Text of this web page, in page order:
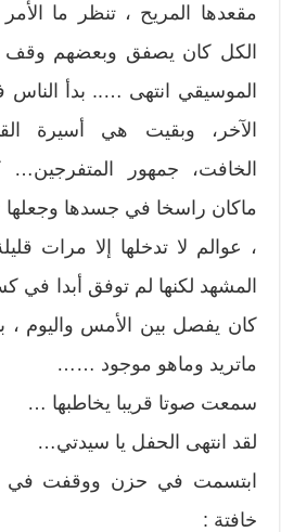
مقعدها المريح ، تنظر ما
الكل كان يصفق وبعضهم وقف
الموسيقي انتهى ….. بدأ الناس
الآخر، وبقيت هي أسيرة
الخافت، جمهور
ماكان راسخا في جسدها وجعلها
، عوالم لا تدخلها إلا مرات
المشهد لكنها لم توفق أبدا في
كان يفصل بين الأمس واليوم ،
ماتريد وماهو موجود ……
سمعت صوتا قريبا يخاطبها …
لقد انتهى الحفل يا سيدتي…
ابتسمت في حزن ووقفت في
خافتة :